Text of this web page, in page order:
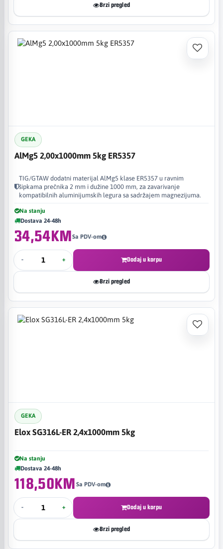
Brzi pregled
GEKA
AlMg5 2,00x1000mm 5kg ER5357
TIG/GTAW dodatni materijal AlMg5 klase ER5357 u ravnim
šipkama prečnika 2 mm i dužine 1000 mm, za zavarivanje
kompatibilnih aluminijumskih legura sa sadržajem magnezijuma.
Na stanju
Dostava 24-48h
34,54KMSa PDV-om
- + Dodaj u korpu
Brzi pregled
GEKA
Elox SG316L-ER 2,4x1000mm 5kg
Na stanju
Dostava 24-48h
118,50KM Sa PDV-om
- + Dodaj u korpu
Brzi pregled